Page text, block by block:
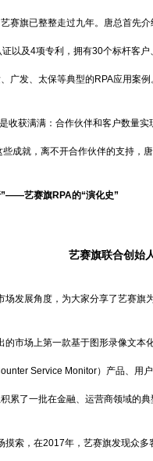
赛旗已整整走过九年。唐总首先
以及4项专利，拥有30个标杆客
广发、太保等典型的RPA应用案例
收获满满：合作伙伴和客户数量
成就，离不开合作伙伴的支持，
”——艺赛旗RPA的“演化史”
艺赛旗联合创始
场发展角度，为大家分享了艺赛旗
的市场上第一款基于图形录像文
Service Monitor）产品、用
累了一批在金融、运营商领域的典
摸索，在2017年，艺赛旗发现众